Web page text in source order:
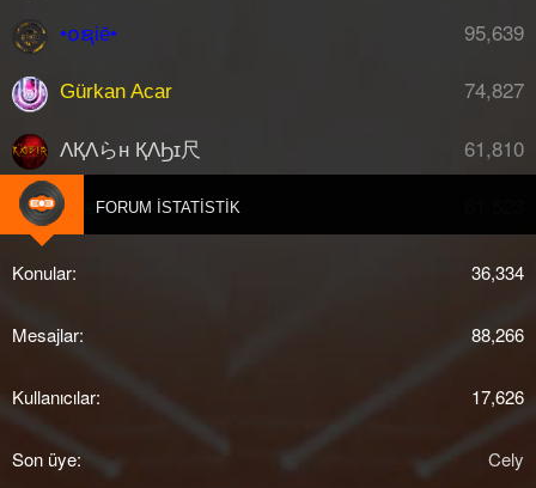
95,639
•໐ຊiē•
74,827
Gürkan Acar
61,810
ΛҚΛらн ҚΛϦɪ尺
djberkFORUM İSTATISTIK
Konular 36,334
Mesajlar 88,266
Kullanıcılar 17,626
Son üye Cely